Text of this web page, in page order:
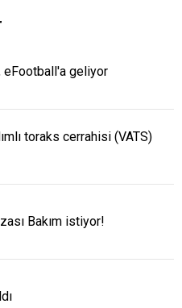
eFootball'a geliyor
toraks cerrahisi (VATS)
Bakım istiyor!